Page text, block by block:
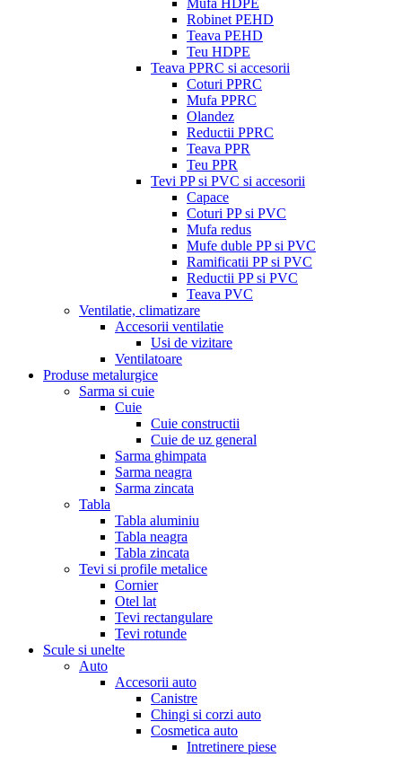
Robinet PEHD
Teava PEHD
Teu HDPE
Teava PPRC si accesorii
Coturi PPRC
Mufa PPRC
Olandez
Reductii PPRC
Teava PPR
Teu PPR
Tevi PP si PVC si accesorii
Capace
Coturi PP si PVC
Mufa redus
Mufe duble PP si PVC
Ramificatii PP si PVC
Reductii PP si PVC
Teava PVC
Ventilatie, climatizare
Accesorii ventilatie
Usi de vizitare
Ventilatoare
Produse metalurgice
Sarma si cuie
Cuie
Cuie constructii
Cuie de uz general
Sarma ghimpata
Sarma neagra
Sarma zincata
Tabla
Tabla aluminiu
Tabla neagra
Tabla zincata
Tevi si profile metalice
Cornier
Otel lat
Tevi rectangulare
Tevi rotunde
Scule si unelte
Auto
Accesorii auto
Canistre
Chingi si corzi auto
Cosmetica auto
Intretinere piese